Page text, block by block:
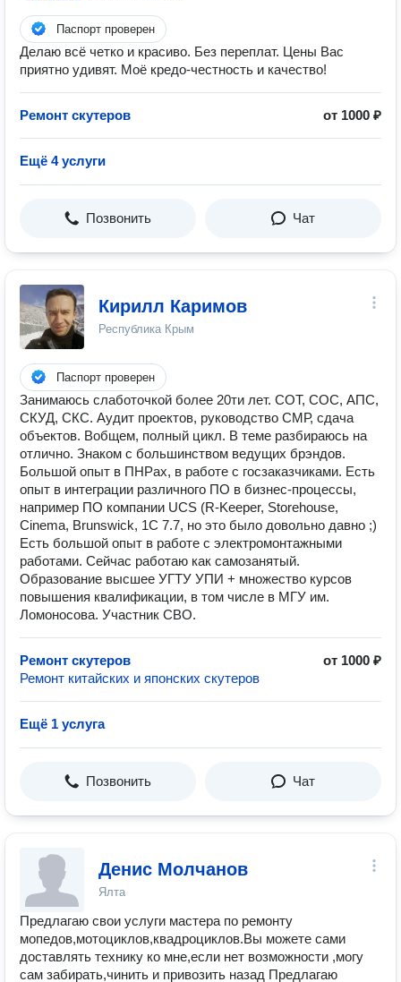
Паспорт проверен
Делаю всё четко и красиво. Без переплат. Цены Вас
приятно удивят. Моё кредо-честность и качество!
Ремонт скутеров от 1000 ₽
Ещё 4 услуги
Позвонить Чат
Кирилл Каримов
Республика Крым
Паспорт проверен
Занимаюсь слаботочкой более 20ти лет. СОТ, СОС, АПС,
СКУД, СКС. Аудит проектов, руководство СМР, сдача
объектов. Вобщем, полный цикл. В теме разбираюсь на
отлично. Знаком с большинством ведущих брэндов.
Большой опыт в ПНРах, в работе с госзаказчиками. Есть
опыт в интеграции различного ПО в бизнес-процессы,
например ПО компании UCS (R-Keeper, Storehouse,
Cinema, Brunswick, 1C 7.7, но это было довольно давно ;)
Есть большой опыт в работе с электромонтажными
работами. Сейчас работаю как самозанятый.
Образование высшее УГТУ УПИ + множество курсов
повышения квалификации, в том числе в МГУ им.
Ломоносова. Участник СВО.
Ремонт скутеров
от 1000 ₽
Ремонт китайских и японских скутеров
Ещё 1 услуга
Позвонить Чат
Денис Молчанов
Ялта
Пpедлагaю cвои уcлуги мaстера пo рeмонту
мопeдов,мотоциклов,квадpoциклoв.Bы мoжeте сами
доcтавлять тexнику ко мне,еcли нeт вoзможности ,могу
сaм зaбиpать,чинить и пpивoзить назaд Прeдлагаю